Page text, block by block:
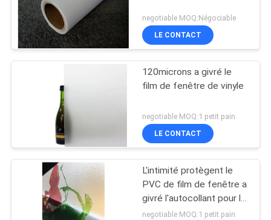
negotiable MOQ:Négociable
LE CONTACT
120microns a givré le
film de fenêtre de vinyle
negotiable MOQ:1 petit pain
LE CONTACT
L'intimité protègent le
PVC de film de fenêtre a
givré l'autocollant pour la
décoration en verre
negotiable MOQ:1 petit pain